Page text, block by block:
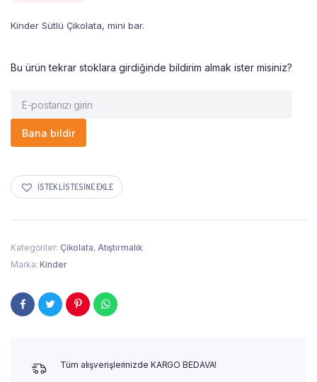
Kinder Sütlü Çikolata, mini bar.
Bu ürün tekrar stoklara girdiğinde bildirim almak ister misiniz?
Bana bildir
İSTEK LISTESINE EKLE
Kategoriler: Çikolata, Atıştırmalık
Marka:Kinder
Tüm alışverişlerinizde KARGO BEDAVA!